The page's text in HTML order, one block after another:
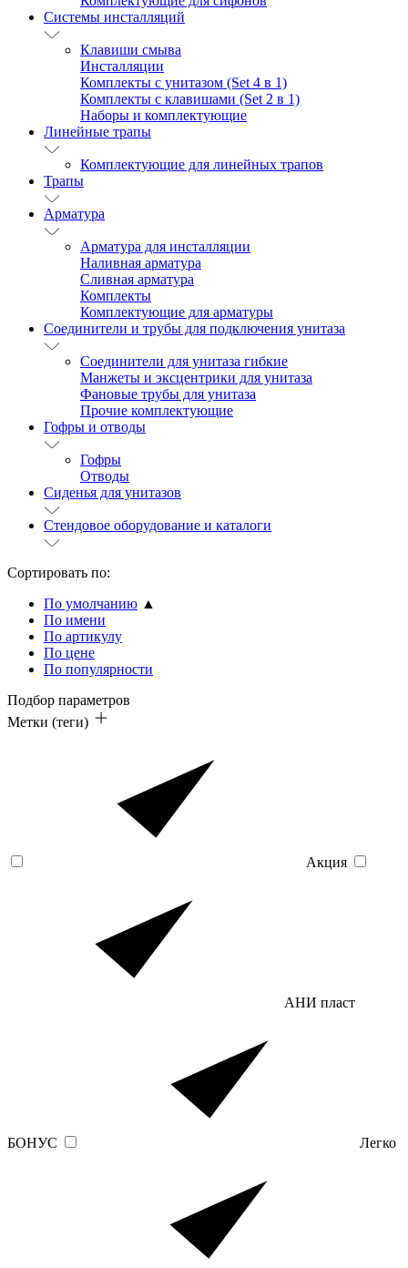
Системы инсталляций
Клавиши смыва
Инсталляции
Комплекты с унитазом (Set 4 в 1)
Комплекты с клавишами (Set 2 в 1)
Наборы и комплектующие
Линейные трапы
Комплектующие для линейных трапов
Трапы
Арматура
Арматура для инсталляции
Наливная арматура
Сливная арматура
Комплекты
Комплектующие для арматуры
Соединители и трубы для подключения унитаза
Соединители для унитаза гибкие
Манжеты и эксцентрики для унитаза
Фановые трубы для унитаза
Прочие комплектующие
Гофры и отводы
Гофры
Отводы
Сиденья для унитазов
Стендовое оборудование и каталоги
Сортировать по:
По умолчанию ▲
По имени
По артикулу
По цене
По популярности
Подбор параметров
Метки (теги)
Акция
АНИ пласт
БОНУС Легко